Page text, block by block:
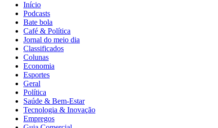
Início
Podcasts
Bate bola
Café & Política
Jornal do meio dia
Classificados
Colunas
Economia
Esportes
Geral
Política
Saúde & Bem-Estar
Tecnologia & Inovação
Empregos